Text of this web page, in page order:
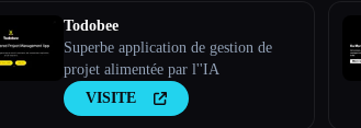
Todobee
Superbe application de gestion de
projet alimentée par l''IA
VISITE